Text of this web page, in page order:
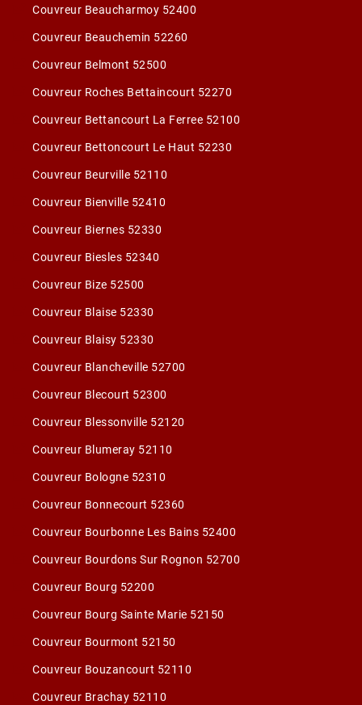
Couvreur Beaucharmoy 52400
Couvreur Beauchemin 52260
Couvreur Belmont 52500
Couvreur Roches Bettaincourt 52270
Couvreur Bettancourt La Ferree 52100
Couvreur Bettoncourt Le Haut 52230
Couvreur Beurville 52110
Couvreur Bienville 52410
Couvreur Biernes 52330
Couvreur Biesles 52340
Couvreur Bize 52500
Couvreur Blaise 52330
Couvreur Blaisy 52330
Couvreur Blancheville 52700
Couvreur Blecourt 52300
Couvreur Blessonville 52120
Couvreur Blumeray 52110
Couvreur Bologne 52310
Couvreur Bonnecourt 52360
Couvreur Bourbonne Les Bains 52400
Couvreur Bourdons Sur Rognon 52700
Couvreur Bourg 52200
Couvreur Bourg Sainte Marie 52150
Couvreur Bourmont 52150
Couvreur Bouzancourt 52110
Couvreur Brachay 52110